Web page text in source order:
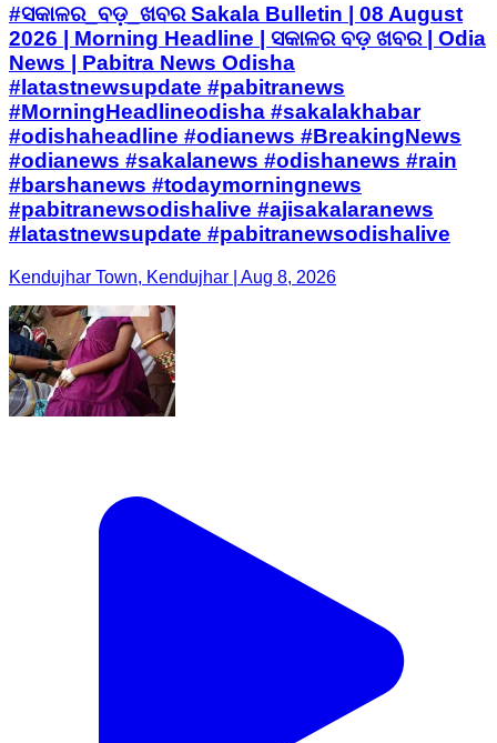
#ସକାଳର_ବଡ଼_ଖବର Sakala Bulletin | 08 August
2026 | Morning Headline | ସକାଳର ବଡ଼ ଖବର | Odia
News | Pabitra News Odisha
#latastnewsupdate #pabitranews
#MorningHeadlineodisha #sakalakhabar
#odishaheadline #odianews #BreakingNews
#odianews #sakalanews #odishanews #rain
#barshanews #todaymorningnews
#pabitranewsodishalive #ajisakalaranews
#latastnewsupdate #pabitranewsodishalive
Kendujhar Town, Kendujhar | Aug 8, 2026